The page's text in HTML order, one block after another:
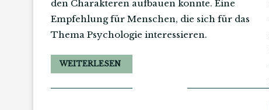
den Charakteren aufbauen konnte. Eine
Empfehlung für Menschen, die sich für das
Thema Psychologie interessieren.
WEITERLESEN